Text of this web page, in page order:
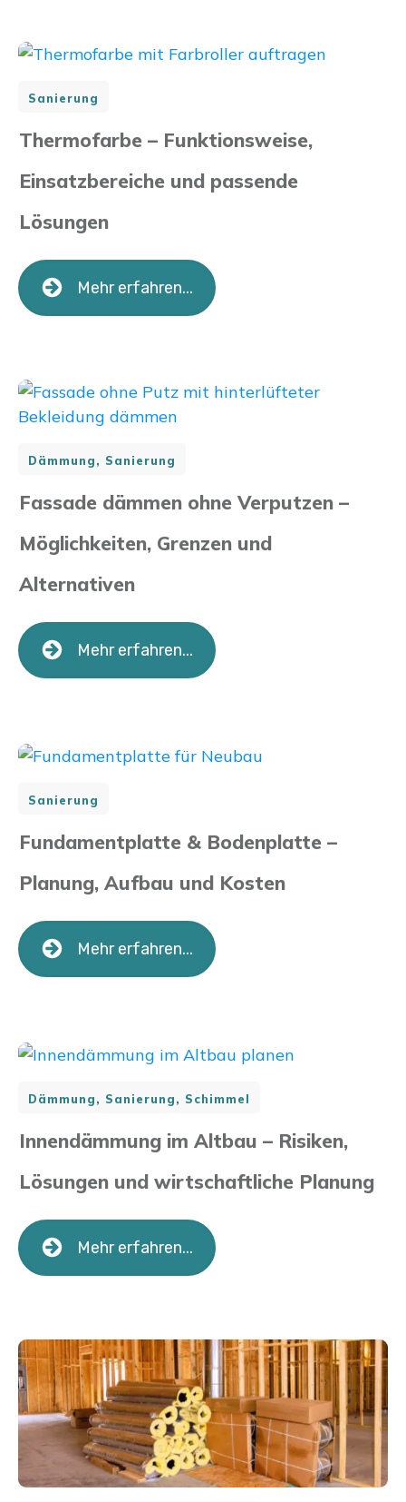
Sanierung
Thermofarbe – Funktionsweise,
Einsatzbereiche und passende
Lösungen
Mehr erfahren...
Dämmung, Sanierung
Fassade dämmen ohne Verputzen –
Möglichkeiten, Grenzen und
Alternativen
Mehr erfahren...
Sanierung
Fundamentplatte & Bodenplatte –
Planung, Aufbau und Kosten
Mehr erfahren...
Dämmung, Sanierung, Schimmel
Innendämmung im Altbau – Risiken,
Lösungen und wirtschaftliche Planung
Mehr erfahren...